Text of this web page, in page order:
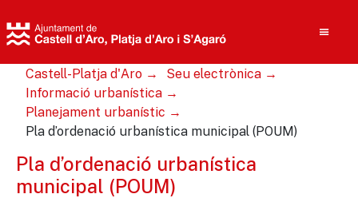
Cerca
Castell-Platja d'Aro
Seu electrònica
Informació urbanística
Planejament urbanístic
Pla d’ordenació urbanística municipal (POUM)
Pla d’ordenació urbanística
municipal (POUM)